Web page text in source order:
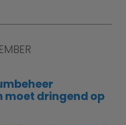
moet dringend op